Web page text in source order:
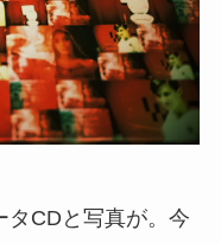
タCDと写真が。今